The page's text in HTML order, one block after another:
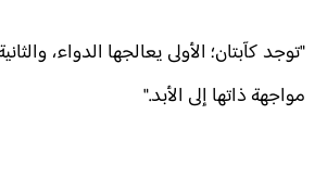
"توجد كآبتان؛ الأولى يعالجها الدواء،
مواجهة ذاتها إلى الأبد."